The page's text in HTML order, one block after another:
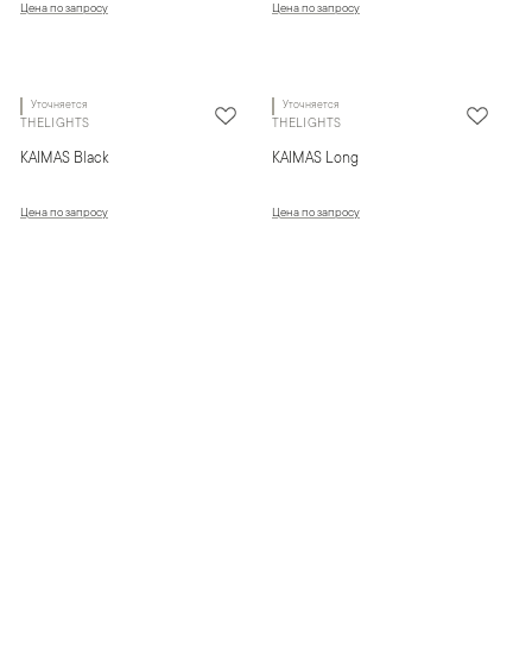
Цена по запросу Цена по запросу
Уточняется
THELIGHTS
KAIMAS Black
Цена по запросу
Уточняется
THELIGHTS
KAIMAS Long
Цена по запросу